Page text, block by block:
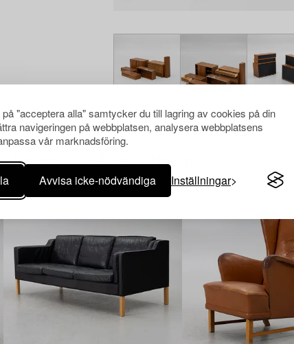
"acceptera alla" samtycker du till lagring av cookies på din
navigeringen på webbplatsen, analysera webbplatsens
vår marknadsföring.
Avvisa icke-nödvändiga Inställningar
Andra har även tittat på